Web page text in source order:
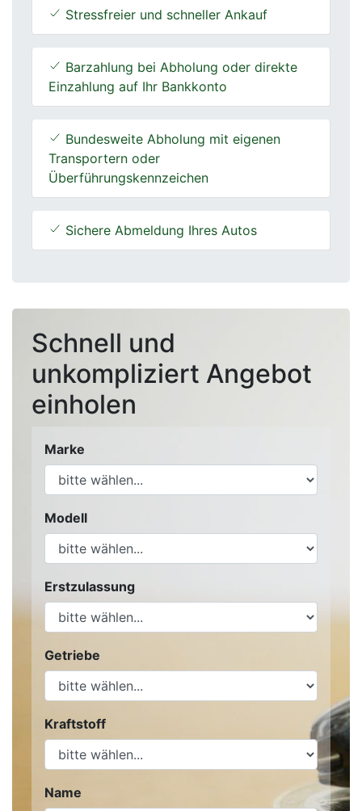
Stressfreier und schneller Ankauf
Barzahlung bei Abholung oder direkte
Einzahlung auf Ihr Bankkonto
Bundesweite Abholung mit eigenen
Transportern oder
Überführungskennzeichen
Sichere Abmeldung Ihres Autos
Schnell und
unkompliziert Angebot
einholen
Marke
Modell
Erstzulassung
Getriebe
Kraftstoff
Name